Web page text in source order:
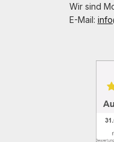
Wir sind
E-Mail: